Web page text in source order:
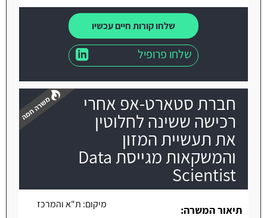
שלחו קורות חיים עכשיו
שלחו פרופיל
חברת סטארט-אפ אחרי
רכישה ששינה לחלוטין
את תעשיית המזון
והמשקאות מגייסת Data
Scientist
מיקום: ת"א והמרכז
תיאור המשרה: